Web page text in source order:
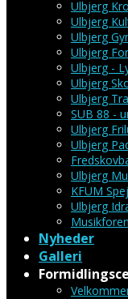
Ulbjerg
Ulbjerg
Ulbjerg
Ulbjerg
Ulbjerg -
Ulbjerg
Ulbjerg
SUB 88 -
Ulbjerg
Ulbjerg
Ulbjerg
KFUM
Ulbjerg
Nyheder
Galleri